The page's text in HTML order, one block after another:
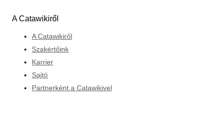
A Catawikiről
A Catawikiről
Szakértőink
Karrier
Sajtó
Partnerként a Catawikivel